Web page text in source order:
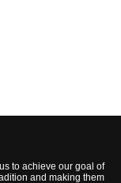
to achieve our goal of
and making them